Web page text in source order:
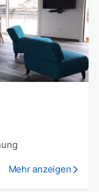
Mehr anzeigen